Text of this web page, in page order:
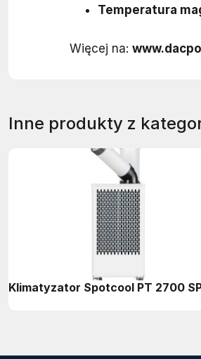
Temperatura
Więcej na:
Inne produkty z
Klimatyzator Spotcool PT 2700